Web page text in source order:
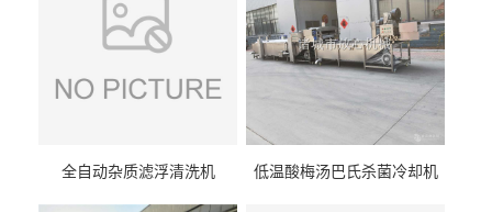
全自动杂质滤浮清洗机 低温酸梅汤巴氏杀菌冷却机